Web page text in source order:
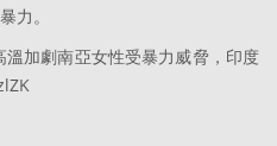
力。
加劇南亞女性受暴力威脅，印度